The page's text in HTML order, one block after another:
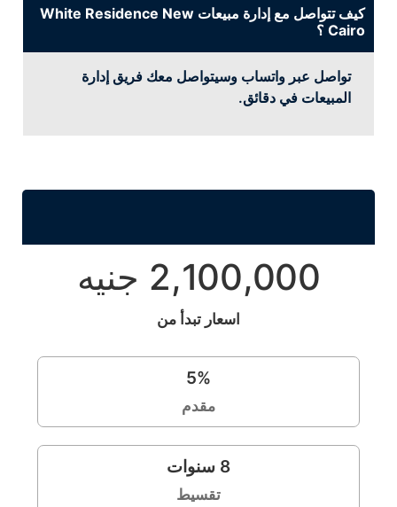
كيف تتواصل مع إدارة مبيعات White Residence New
Cairo ؟
تواصل عبر واتساب وسيتواصل معك فريق إدارة
المبيعات في دقائق.
2,100,000 جنيه
اسعار تبدأ من
5%
مقدم
8 سنوات
تقسيط